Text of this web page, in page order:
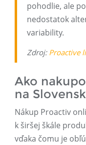
pohodlie, ale
nedostatok
variability.
Zdroj: Proactive
Ako
na
Nákup Proactiv
k širšej škále
vďaka čomu je